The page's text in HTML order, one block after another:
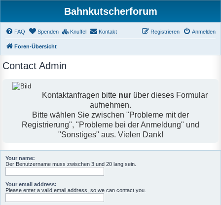
Bahnkutscherforum
FAQ Spenden Knuffel Kontakt Anmelden
Registrieren
Foren-Übersicht
Contact Admin
Kontaktanfragen bitte nur über dieses Formular
aufnehmen.
Bitte wählen Sie zwischen "Probleme mit der
Registrierung", "Probleme bei der Anmeldung" und
"Sonstiges" aus. Vielen Dank!
Your name:
Der Benutzername muss zwischen 3 und 20 lang sein.
Your email address:
Please enter a valid email address, so we can contact you.